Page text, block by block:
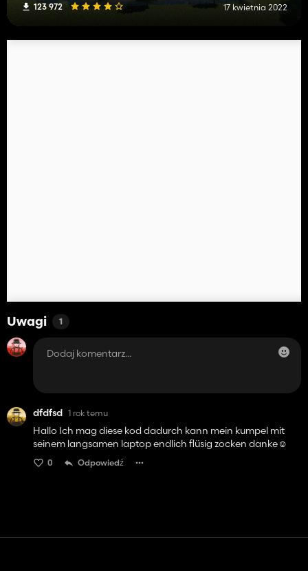
123 972 17 kwietnia 2022
Uwagi 1
dfdfsd 1 rok temu
Hallo Ich mag diese kod dadurch kann mein kumpel mit
seinem langsamen laptop endlich flüsig zocken danke☺️
0 Odpowiedź